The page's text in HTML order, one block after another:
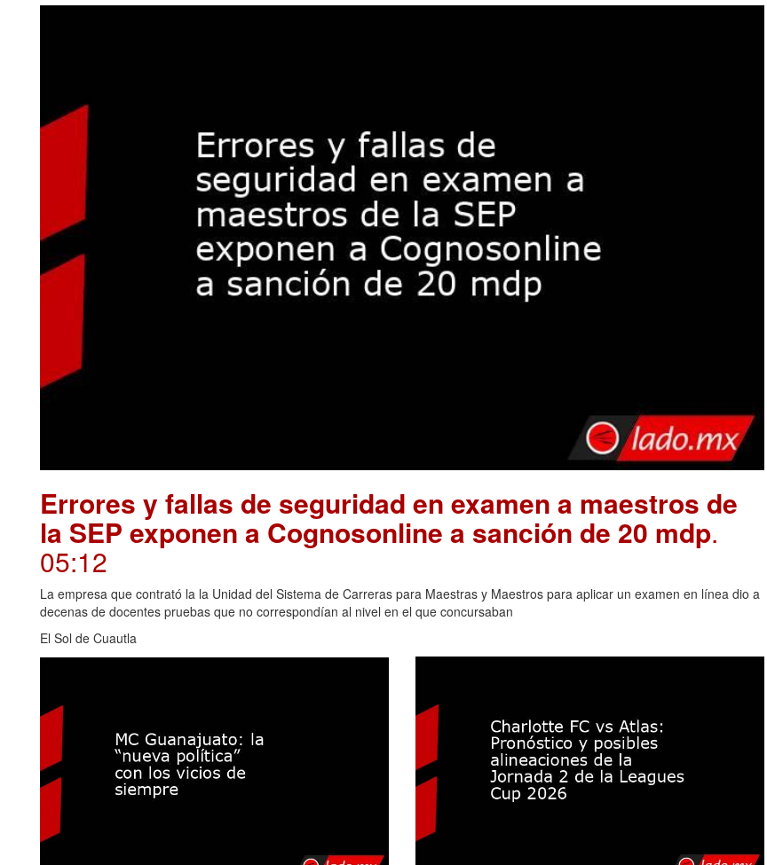
Errores y fallas de seguridad en examen a maestros de
la SEP exponen a Cognosonline a sanción de 20 mdp.
05:12
La empresa que contrató la la Unidad del Sistema de Carreras para Maestras y Maestros para aplicar un examen en línea dio a
decenas de docentes pruebas que no correspondían al nivel en el que concursaban
El Sol de Cuautla